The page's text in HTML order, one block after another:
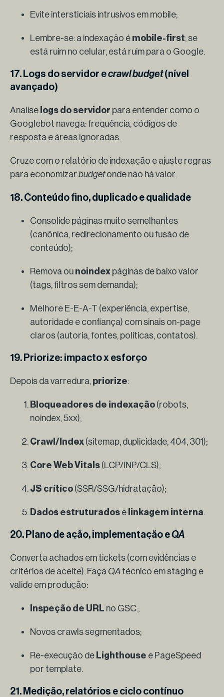
Evite intersticiais intrusivos em mobile;
Lembre-se: a indexação é mobile-first; se
está ruim no celular, está ruim para o Google.
17. Logs do servidor ecrawl budget(nível
avançado)
Analise logs do servidor para entender como o
Googlebot navega: frequência, códigos de
resposta e áreas ignoradas.
Cruze com o relatório de indexação e ajuste regras
para economizar budgetonde não há valor.
18. Conteúdo fino, duplicado e qualidade
Consolide páginas muito semelhantes
(canônica, redirecionamento ou fusão de
conteúdo);
Remova ou noindex páginas de baixo valor
(tags, filtros sem demanda);
Melhore E-E-A-T (experiência, expertise,
autoridade e confiança) com sinais on-page
claros (autoria, fontes, políticas, contatos).
19. Priorize: impacto x esforço
Depois da varredura, priorize:
Bloqueadores de indexação (robots,
noindex, 5xx);
Crawl/Index (sitemap, duplicidade, 404, 301);
Core Web Vitals (LCP/INP/CLS);
JS crítico (SSR/SSG/hidratação);
Dados estruturados e linkagem interna.
20. Plano de ação, implementação eQA
Converta achados em tickets (com evidências e
critérios de aceite). Faça QA técnico em staging e
valide em produção:
Inspeção de URL no GSC.;
Novos crawls segmentados;
Re-execução de Lighthouse e PageSpeed
por template.
21. Medição, relatórios e ciclo contínuo